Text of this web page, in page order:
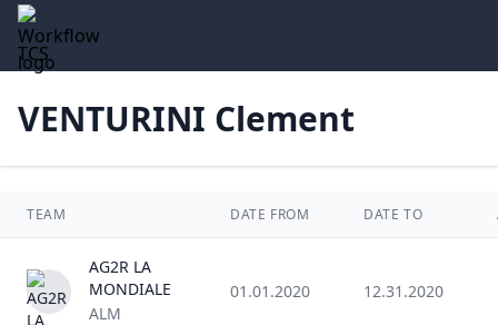
TCS
VENTURINI Clement
TEAM DATE FROM DATE TO
AG2R LA
MONDIALE
ALM
01.01.2020 12.31.2020